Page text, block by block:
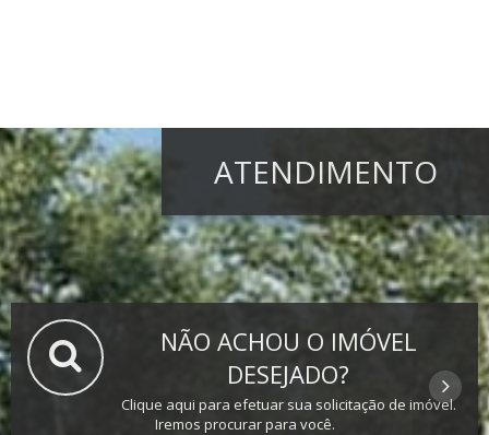
ATENDIMENTO
NÃO ACHOU O IMÓVEL
DESEJADO?
Clique aqui para efetuar sua solicitação de imóvel.
Iremos procurar para você.